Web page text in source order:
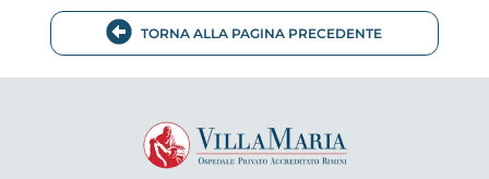
TORNA ALLA PAGINA PRECEDENTE